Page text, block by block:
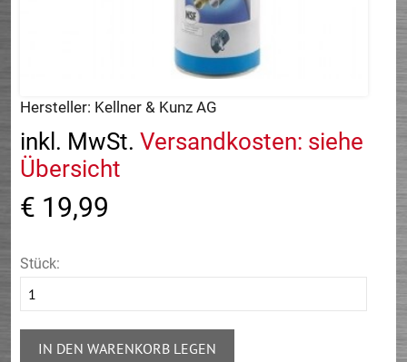
Hersteller: Kellner & Kunz AG
inkl. MwSt.Versandkosten: siehe
Übersicht
€ 19,99
Stück:
IN DEN WARENKORB LEGEN